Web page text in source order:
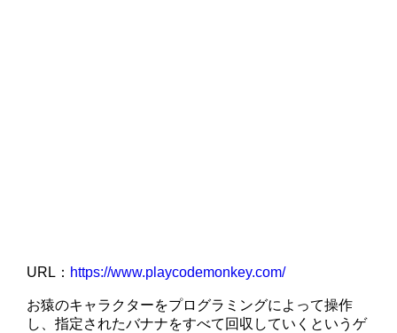
URL： https://www.playcodemonkey.com/
お猿のキャラクターをプログラミングによって操作
し、指定されたバナナをすべて回収していくというゲ